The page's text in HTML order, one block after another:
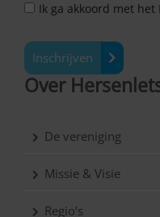
Ik ga akkoord met
Inschrijven
Over
De vereniging
Missie & Visie
Regio’s